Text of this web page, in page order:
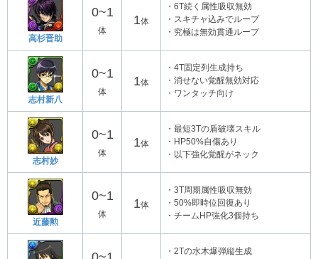
高杉晋助
0~1
体
1体
・6T続く属性吸収無効
・スキチャ込みでループ
・究極は無効貫通ループ
志村新八
0~1
体
1体
・4T固定列生成持ち
・消せない覚醒無効対応
・ワンタッチ向け
志村妙
0~1
体
1体
・最短3Tの盾破壊スキル
・HP50%自傷あり
・以下強化覚醒がネック
近藤勲
0~1
体
1体
・3T周期属性吸収無効
・50%即時位回復あり
・チームHP強化3個持ち
・2Tの水木爆弾縦生成